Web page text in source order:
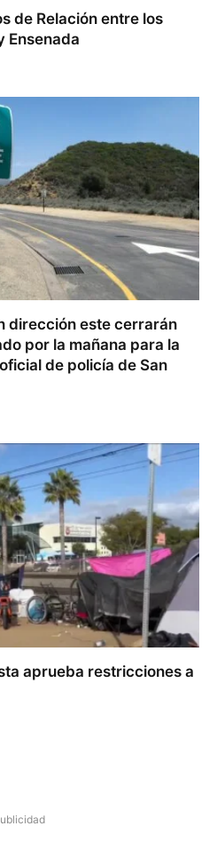
de Relación entre los
Ensenada
dirección este cerrarán
por la mañana para la
de policía de San
aprueba restricciones a